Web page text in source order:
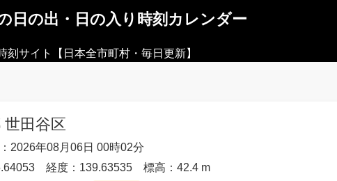
日の出・日の入り時刻カレンダー
刻サイト【日本全市町村・毎日更新】
世田谷区
2026年08月06日 00時02分
経度：139.63535 標高：42.4 m